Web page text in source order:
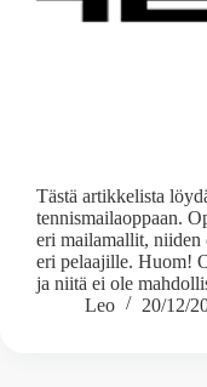
Tästä artikkelista
tennismailaoppaan.
eri mailamallit, niiden
eri pelaajille. Huom!
ja niitä ei ole
Leo
20/12/